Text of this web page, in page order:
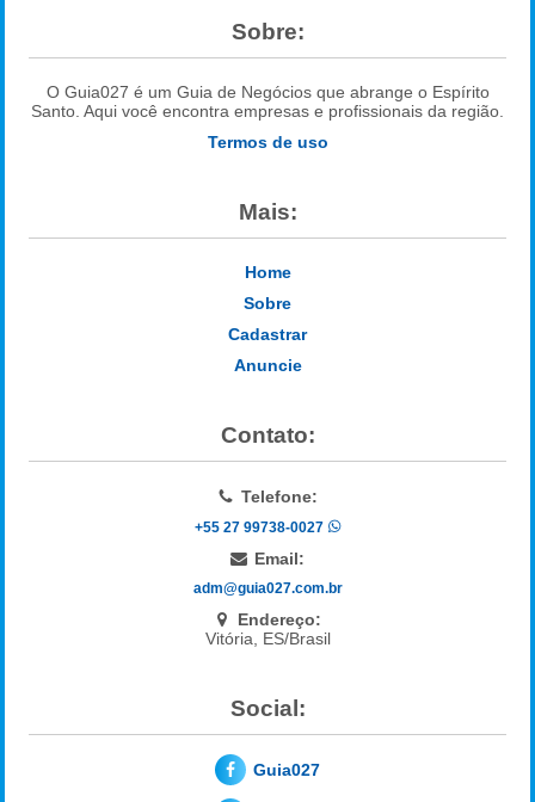
Sobre:
O Guia027 é um Guia de Negócios que abrange o Espírito
Santo. Aqui você encontra empresas e profissionais da região.
Termos de uso
Mais:
Home
Sobre
Cadastrar
Anuncie
Contato:
Telefone:
+55 27 99738-0027
Email:
adm@guia027.com.br
Endereço:
Vitória, ES/Brasil
Social:
Guia027